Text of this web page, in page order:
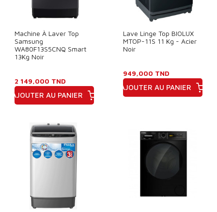
Machine À Laver Top
Samsung
WA80F13S5CNQ Smart
13Kg Noir
2 149,000 TND
AJOUTER AU PANIER
Lave Linge Top BIOLUX
MTOP-11S 11 Kg - Acier
Noir
949,000 TND
AJOUTER AU PANIER